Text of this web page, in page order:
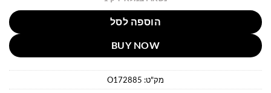
הוספה לסל
BUY NOW
מק"ט: O172885